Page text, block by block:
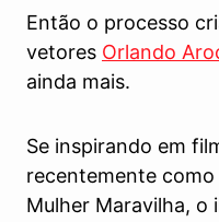
Então o processo
vetores Orlando
ainda mais.
Se inspirando em
recentemente
Mulher Maravilha, o